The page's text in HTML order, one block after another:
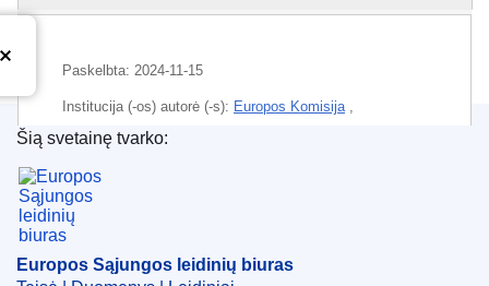
Paskelbta: 2024-11-15
Institucija (-os) autorė (-s): Europos Komisija ,
Konkurencijos generalinis direktoratas
Tema:
valstybės pagalbos kontrolė
CELEX : 52024AS104880
ELI : C/2024/6952/oj
Europos Sąjungos leidinių biuras
Šią svetainę tvarko:
Europos Sąjungos leidinių biuras